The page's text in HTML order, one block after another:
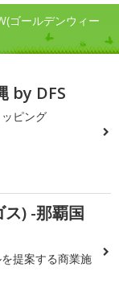
ゴールデンウィー
by DFS
ピング
ス) -那覇国
提案する商業施